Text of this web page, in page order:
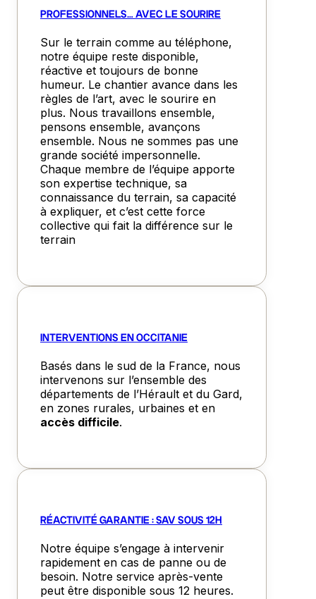
PROFESSIONNELS… AVEC LE SOURIRE
Sur le terrain comme au téléphone,
notre équipe reste disponible,
réactive et toujours de bonne
humeur. Le chantier avance dans les
règles de l’art, avec le sourire en
plus. Nous travaillons ensemble,
pensons ensemble, avançons
ensemble. Nous ne sommes pas une
grande société impersonnelle.
Chaque membre de l’équipe apporte
son expertise technique, sa
connaissance du terrain, sa capacité
à expliquer, et c’est cette force
collective qui fait la différence sur le
terrain
INTERVENTIONS EN OCCITANIE
Basés dans le sud de la France, nous
intervenons sur l’ensemble des
départements de l’Hérault et du Gard,
en zones rurales, urbaines et en
accès difficile.
RÉACTIVITÉ GARANTIE : SAV SOUS 12H
Notre équipe s’engage à intervenir
rapidement en cas de panne ou de
besoin. Notre service après-vente
peut être disponible sous 12 heures.